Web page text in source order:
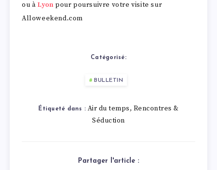
ou à Lyon pour poursuivre votre visite sur
Alloweekend.com
Catégorisé:
BULLETIN
Étiqueté dans : Air du temps, Rencontres &
Séduction
Partager l'article :